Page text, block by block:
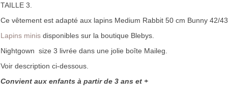
TAILLE 3.
Ce vêtement est adapté aux lapins Medium Rabbit 50 cm Bunny 42/
Lapins minisdisponibles sur la boutique Blebys.
Nightgown size 3 livrée dans une jolie boîte Maileg.
Voir description ci-dessous.
Convient aux enfants à partir de 3 ans et +